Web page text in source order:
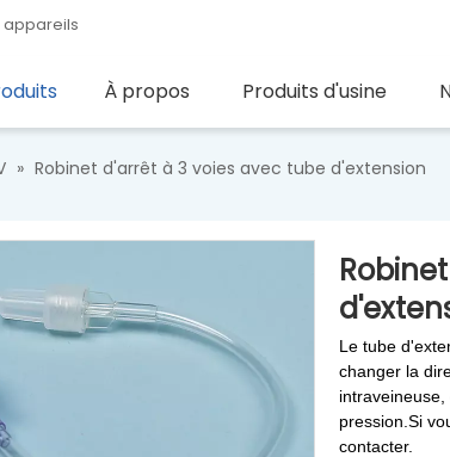
appareils
À propos Produits d'usine
» Robinet d'arrêt à 3 voies avec tube d'extension
Le tube
changer la
pression.Si
contacter.